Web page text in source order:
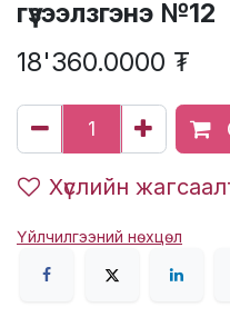
гүзээлзгэнэ №12
18'360.0000 ₮
Хүслийн
Үйлчилгээний нөхцөл